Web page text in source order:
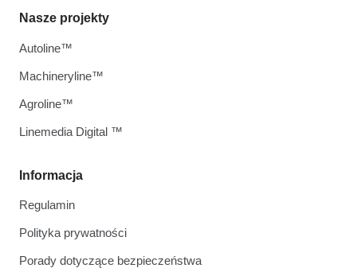
Informacja
Regulamin
Polityka prywatności
Porady dotyczące bezpieczeństwa
Nasze projekty
Autoline™
Machineryline™
Agroline™
Linemedia Digital ™